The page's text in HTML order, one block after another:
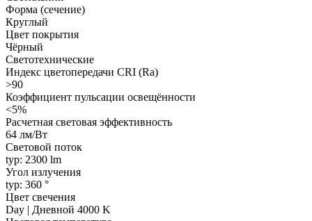
Форма (сечение)
Круглый
Цвет покрытия
Чёрный
Светотехнические
Индекс цветопередачи CRI (Ra)
>90
Коэффициент пульсации освещённости
<5%
Расчетная световая эффективность
64 лм/Вт
Световой поток
typ: 2300 lm
Угол излучения
typ: 360 °
Цвет свечения
Day | Дневной 4000 K